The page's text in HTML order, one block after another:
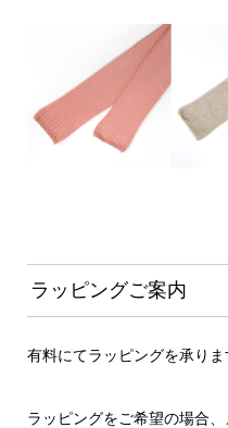
ラッピングご案内
有料にてラッピングを承りま
ラッピングをご希望の場合